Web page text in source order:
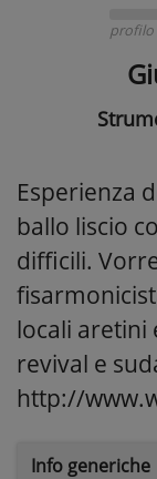
profilo
Esperienza
ballo liscio
difficili.
locali aretini
revival e
http://
Info generiche